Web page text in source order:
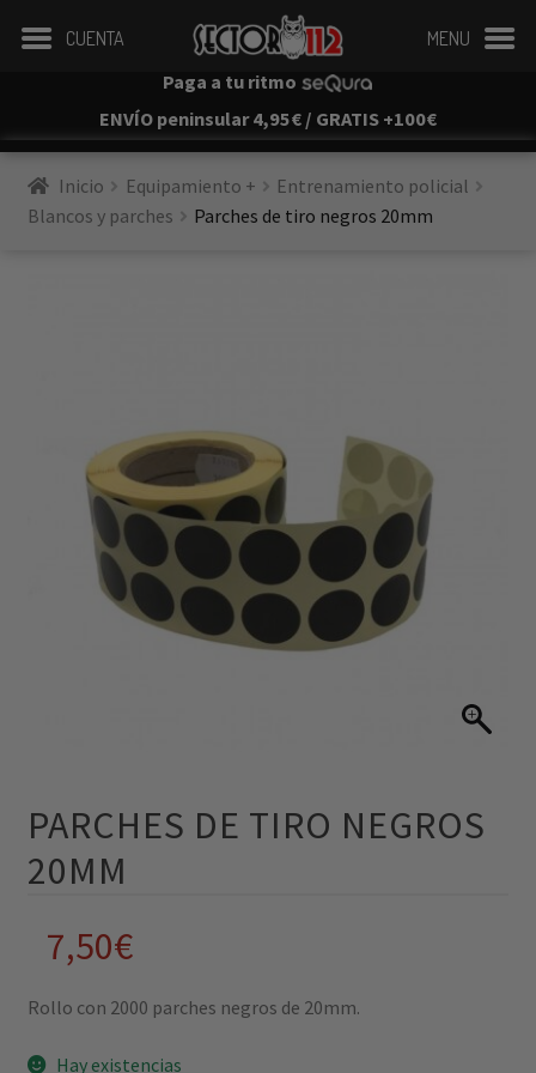
Paga a tu ritmo
ENVÍO peninsular 4,95€ / GRATIS +100€
Inicio Equipamiento +
Entrenamiento policial
Blancos y parches
Parches de tiro negros 20mm
PARCHES DE TIRO NEGROS
20MM
7,50€
Rollo con 2000 parches negros de 20mm.
Hay existencias
CUENTA MENU